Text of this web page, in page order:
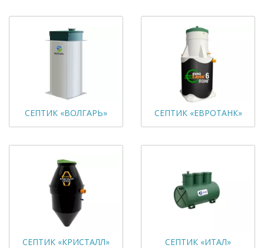
СЕПТИК «ВОЛГАРЬ» СЕПТИК «ЕВРОТАНК»
СЕПТИК «КРИСТАЛЛ» СЕПТИК «ИТАЛ»